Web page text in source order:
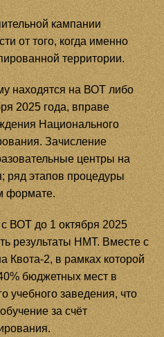
кампании
от того, когда именно
территории.
находятся на ВОТ либо
2025 года, вправе
Национального
Зачисление
центры на
ряд этапов процедуры
формате.
ВОТ до 1 октября 2025
результаты НМТ. Вместе с
Квота-2, в рамках которой
бюджетных мест в
учебного заведения, что
за счёт